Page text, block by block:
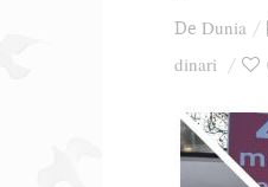
De Dunia
dinari